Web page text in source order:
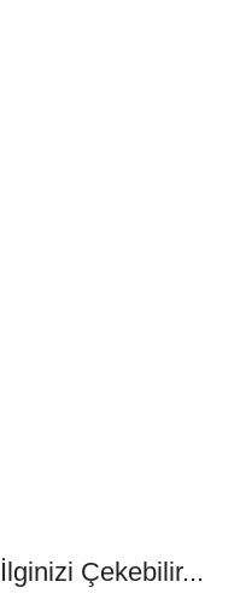
İlginizi Çekebilir...